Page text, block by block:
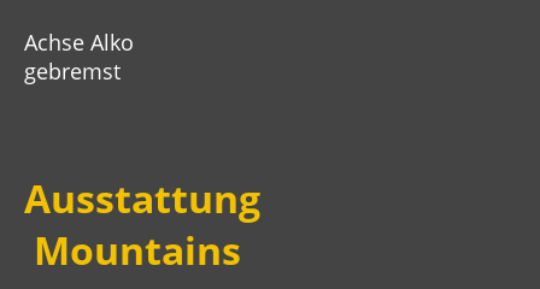
Achse Alko
gebremst
Ausstattung
Mountains